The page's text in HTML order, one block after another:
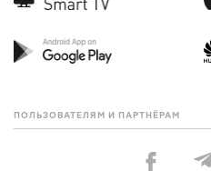
ПОЛЬЗОВАТЕЛЯМ И ПАРТНЁРАМ